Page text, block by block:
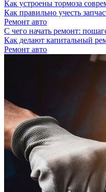
Как устроены тормоза
Как правильно учесть
Ремонт авто
С чего начать ремонт:
Как делают капитальный
Ремонт авто